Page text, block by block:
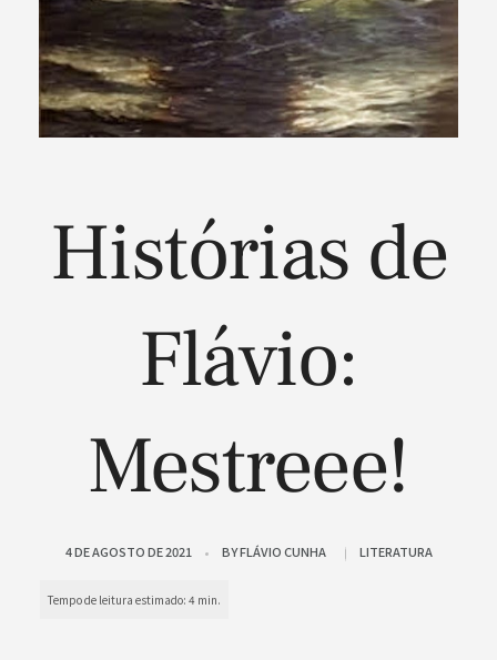
Histórias de
Flávio:
Mestreee!
4 DE AGOSTO DE 2021 BYFLÁVIO CUNHA LITERATURA